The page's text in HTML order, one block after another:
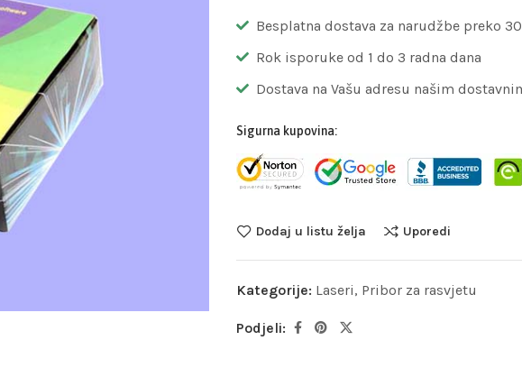
Besplatna dostava za narudžbe preko
Rok isporuke od 1 do 3 radna dana
Dostava na Vašu adresu našim
Sigurna kupovina:
Dodaj u listu želja Uporedi
Kategorije: Laseri, Pribor za rasvjetu
Podjeli: